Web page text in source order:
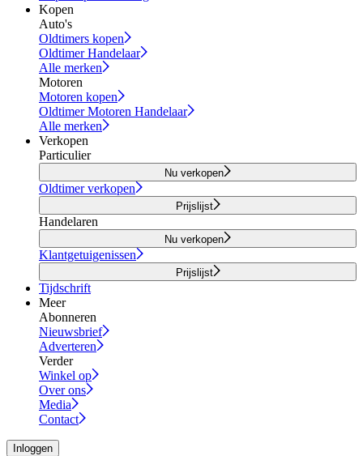
Kopen
Auto's
Oldtimers kopen
Oldtimer Handelaar
Alle merken
Motoren
Motoren kopen
Oldtimer Motoren Handelaar
Alle merken
Verkopen
Particulier
Nu verkopen
Oldtimer verkopen
Prijslijst
Handelaren
Nu verkopen
Klantgetuigenissen
Prijslijst
Tijdschrift
Meer
Abonneren
Nieuwsbrief
Adverteren
Verder
Winkel op
Over ons
Media
Contact
Inloggen